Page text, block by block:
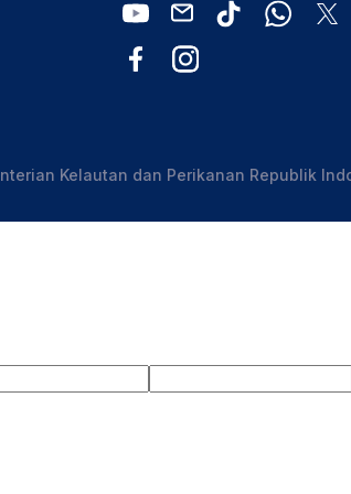
Kelautan dan Perikanan Republik